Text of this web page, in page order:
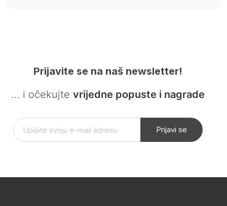
Prijavite se na naš newsletter!
… i očekujte vrijedne popuste i nagrade
Prijavi se